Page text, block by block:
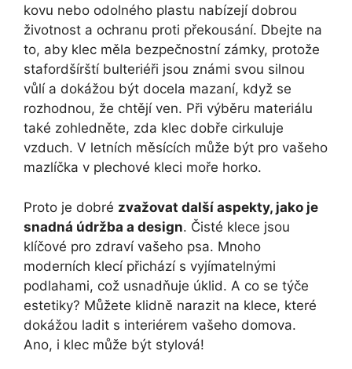
kovu nebo odolného plastu nabízejí dobrou
životnost a ochranu proti překousání. Dbejte na
to, aby klec měla bezpečnostní zámky, protože
stafordšírští bulteriéři jsou známi svou silnou
vůlí a dokážou být docela mazaní, když se
rozhodnou, že chtějí ven. Při výběru materiálu
také zohledněte, zda klec dobře cirkuluje
vzduch. V letních měsících může být pro vašeho
mazlíčka v plechové kleci moře horko.
Proto je dobré zvažovat další aspekty, jako je
snadná údržba a design. Čisté klece jsou
klíčové pro zdraví vašeho psa. Mnoho
moderních klecí přichází s vyjímatelnými
podlahami, což usnadňuje úklid. A co se týče
estetiky? Můžete klidně narazit na klece, které
dokážou ladit s interiérem vašeho domova.
Ano, i klec může být stylová!